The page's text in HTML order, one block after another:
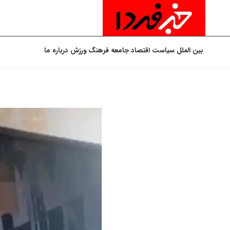
بین الملل سیاست اقتصادجامعه فرهنگورزش درباره ما